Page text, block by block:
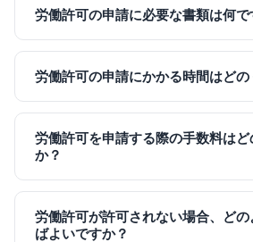
労働許可の申請に必要な書類は何で
労働許可の申請にかかる時間はどの
労働許可を申請する際の手数料は
か？
労働許可が許可されない場合、ど
ばよいですか？